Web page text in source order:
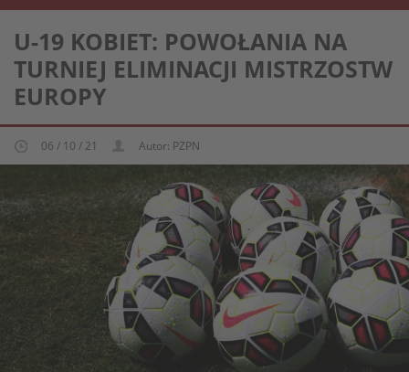
REPREZENTACJA KOBIECA U-19
U-19 KOBIET: POWOŁANIA NA
TURNIEJ ELIMINACJI MISTRZOSTW
EUROPY
06 / 10 / 21 Autor: PZPN